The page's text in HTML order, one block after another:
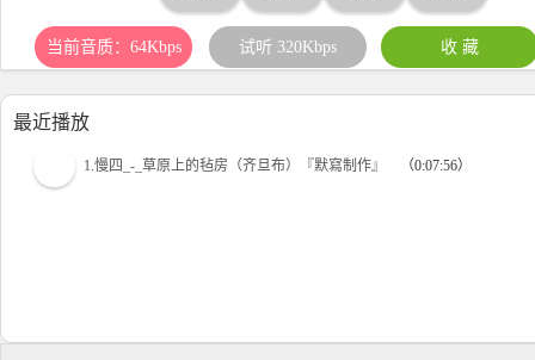
当前音质：64Kbps 试听 320Kbps 收 藏
最近播放
1.慢四_-_草原上的毡房（齐旦布）『默寫制作』 （0:07:56）